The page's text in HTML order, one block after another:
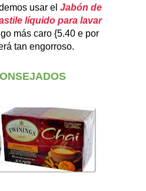
usar el Jabón de
líquido para lavar
más caro {5.40 e por
tan engorroso.